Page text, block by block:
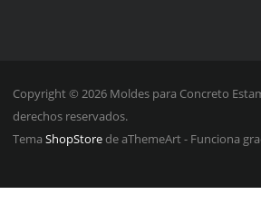
Copyright © 2026 Moldes para Concreto
derechos reservados.
Tema ShopStorede aThemeArt - Funciona